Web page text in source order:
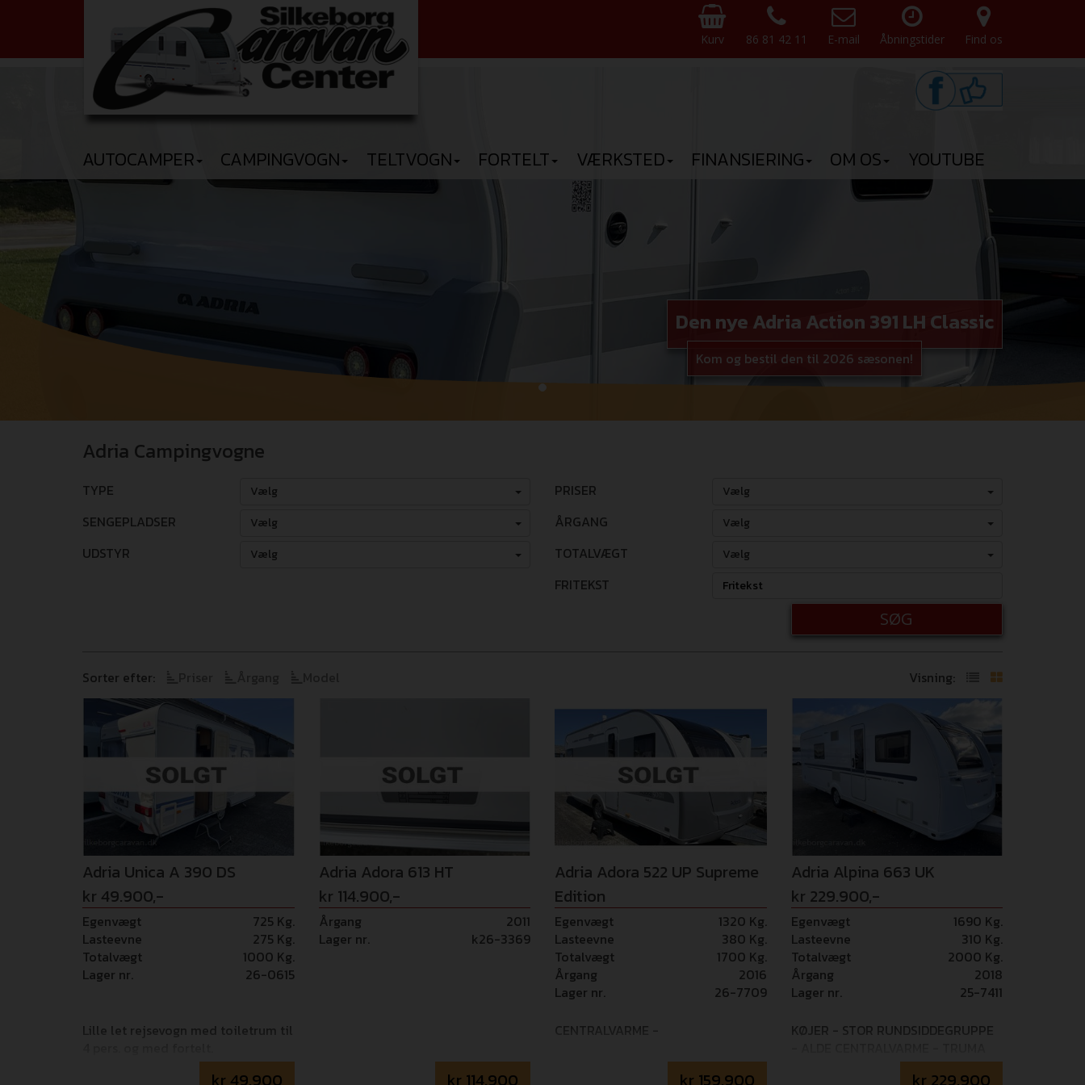
Kurv 86 81 42 11 E-mail Åbningstider Find os
AUTOCAMPER CAMPINGVOGN TELTVOGN FORTELT VÆRKSTED FINANSIERING OM OS YOUTUBE
Den nye Adria Action 391 LH Classic
Kom og bestil den til 2026 sæsonen!
Adria Campingvogne
TYPE Vælg
SENGEPLADSER Vælg
UDSTYR Vælg
PRISER Vælg
ÅRGANG Vælg
TOTALVÆGT Vælg
FRITEKST
SØG
Sorter efter: Visning:
Adria Unica A 390 DS
kr 49.900,-
Egenvægt
725 Kg.
Lasteevne
275 Kg.
Totalvægt
1000 Kg.
Lager nr.
26-0615
Lille let rejsevogn med toiletrum til
kr 49.900
Adria Adora 613 HT
kr 114.900,-
Årgang
2011
Lager nr.
k26-3369
kr 114.900
Adria Adora 522 UP Supreme
Edition
kr 159.900,-
Egenvægt
1320 Kg.
Lasteevne
380 Kg.
Totalvægt
1700 Kg.
Årgang
2016
Lager nr.
26-7709
CENTRALVARME -
kr 159.900
Adria Alpina 663 UK
kr 229.900,-
Egenvægt
1690 Kg.
Lasteevne
310 Kg.
Totalvægt
2000 Kg.
Årgang
2018
Lager nr.
25-7411
KØJER - STOR RUNDSIDDEGRUPPE
SAPHIR AIRCONDITION - ENDURO
kr 229.900